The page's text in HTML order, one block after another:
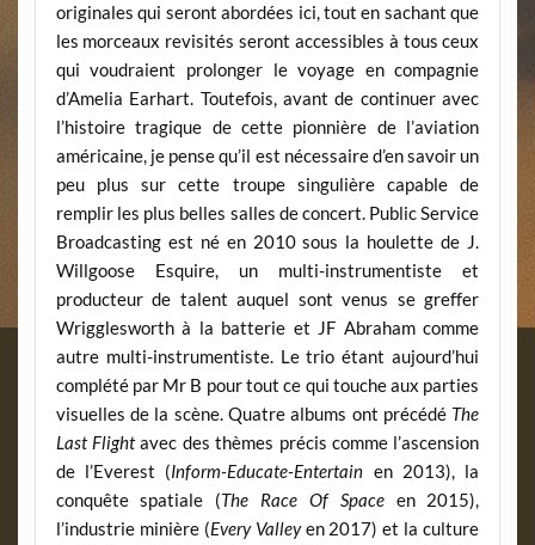
originales qui seront abordées ici, tout en sachant que
les morceaux revisités seront accessibles à tous ceux
qui voudraient prolonger le voyage en compagnie
d’Amelia Earhart. Toutefois, avant de continuer avec
l’histoire tragique de cette pionnière de l’aviation
américaine, je pense qu’il est nécessaire d’en savoir un
peu plus sur cette troupe singulière capable de
remplir les plus belles salles de concert. Public Service
Broadcasting est né en 2010 sous la houlette de J.
Willgoose Esquire, un multi-instrumentiste et
producteur de talent auquel sont venus se greffer
Wrigglesworth à la batterie et JF Abraham comme
autre multi-instrumentiste. Le trio étant aujourd’hui
complété par Mr B pour tout ce qui touche aux parties
visuelles de la scène. Quatre albums ont précédé The
Last Flightavec des thèmes précis comme l’ascension
de l’Everest (Inform-Educate-Entertain en 2013), la
conquête spatiale (The Race Of Spaceen 2015),
l’industrie minière (Every Valleyen 2017) et la culture